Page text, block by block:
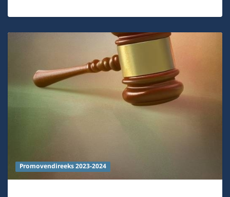
Promovendireeks 2023-2024